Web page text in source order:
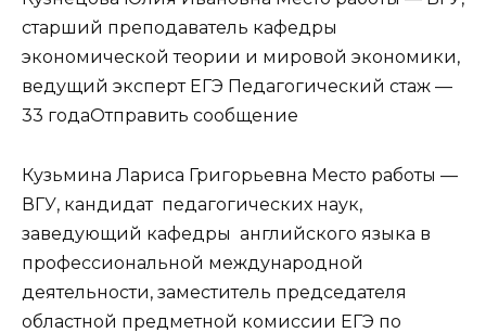
старший преподаватель кафедры
экономической теории и мировой экономики,
ведущий эксперт ЕГЭ Педагогический стаж —
33 годаОтправить сообщение
Кузьмина Лариса Григорьевна Место работы —
ВГУ, кандидат педагогических наук,
заведующий кафедры английского языка в
профессиональной международной
деятельности, заместитель председателя
областной предметной комиссии ЕГЭ по